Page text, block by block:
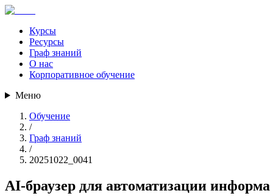
Курсы
Ресурсы
Граф знаний
О нас
Корпоративное обучение
Меню
Обучение
/
Граф знаний
/
20251022_0041
AI-браузер для автоматизации